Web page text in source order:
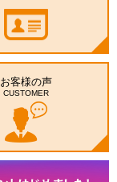
お客様の声
CUSTOMER